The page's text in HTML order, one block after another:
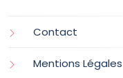
Contact
Mentions Légales